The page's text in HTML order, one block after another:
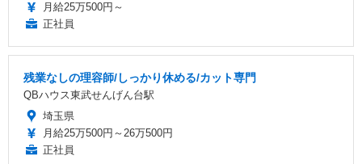
月給25万500円～
正社員
残業なしの理容師/しっかり休める/カット専門
QBハウス東武せんげん台駅
埼玉県
月給25万500円～26万500円
正社員